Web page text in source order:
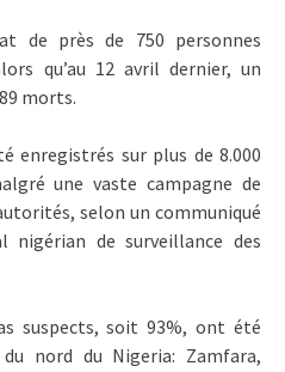
de près de 750 personnes
qu’au 12 avril dernier, un
morts.
enregistrés sur plus de 8.000
une vaste campagne de
selon un communiqué
de surveillance des
suspects, soit 93%, ont été
nord du Nigeria: Zamfara,